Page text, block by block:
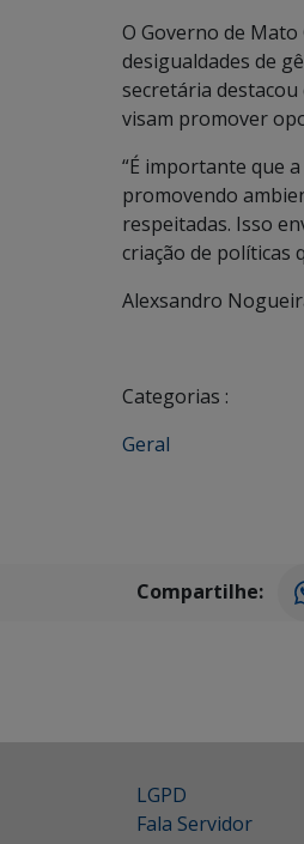
O Governo de
desigualdades de
secretária destacou
visam promover
“É importante que
promovendo
respeitadas. Isso
criação de políticas
Alexsandro
Categorias :
Geral
Compartilhe:
LGPD
Fala Servidor